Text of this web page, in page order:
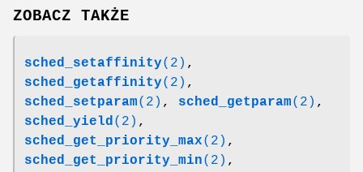
ZOBACZ TAKŻE
sched_setaffinity(2) ,
sched_getaffinity(2) ,
sched_setparam(2) , sched_getparam(2) ,
sched_yield(2) ,
sched_get_priority_max(2) ,
sched_get_priority_min(2) ,